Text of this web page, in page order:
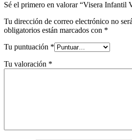
Sé el primero en valorar “Visera Infantil
Tu dirección de correo electrónico no
obligatorios están marcados con *
Tu puntuación *
Tu valoración *